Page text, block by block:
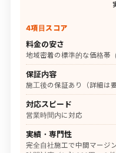
4項目スコア
料金の安さ
地域密着の標準的な価格帯
保証内容
施工後の保証あり（詳細は要
対応スピード
営業時間内に対応
実績・専門性
完全自社施工で中間マージ